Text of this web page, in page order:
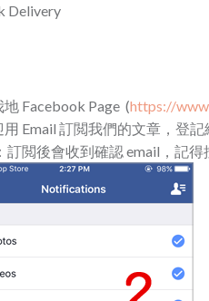
Delivery
Facebook Page (https://
Email 訂閲我們的文章，登記
閲後會收到確認 email，記得